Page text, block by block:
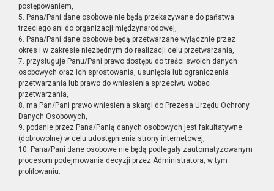
postępowaniem,
5. Pana/Pani dane osobowe nie będą przekazywane do państwa
trzeciego ani do organizacji międzynarodowej,
6. Pana/Pani dane osobowe będą przetwarzane wyłącznie przez
okres i w zakresie niezbędnym do realizacji celu przetwarzania,
7. przysługuje Panu/Pani prawo dostępu do treści swoich danych
osobowych oraz ich sprostowania, usunięcia lub ograniczenia
przetwarzania lub prawo do wniesienia sprzeciwu wobec
przetwarzania,
8. ma Pan/Pani prawo wniesienia skargi do Prezesa Urzędu Ochrony
Danych Osobowych,
9. podanie przez Pana/Panią danych osobowych jest fakultatywne
(dobrowolne) w celu udostępnienia strony internetowej,
10. Pana/Pani dane osobowe nie będą podlegały zautomatyzowanym
procesom podejmowania decyzji przez Administratora, w tym
profilowaniu.